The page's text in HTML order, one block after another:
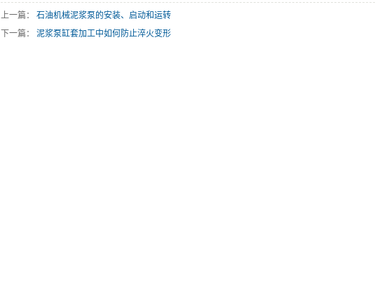
上一篇： 石油机械泥浆泵的安装、启动和运转
下一篇： 泥浆泵缸套加工中如何防止淬火变形